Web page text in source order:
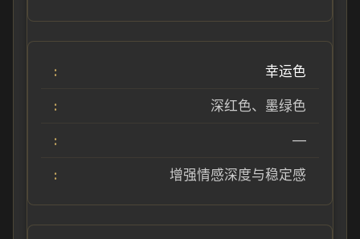
幸运色
深红色、墨绿色
—
增强情感深度与稳定感